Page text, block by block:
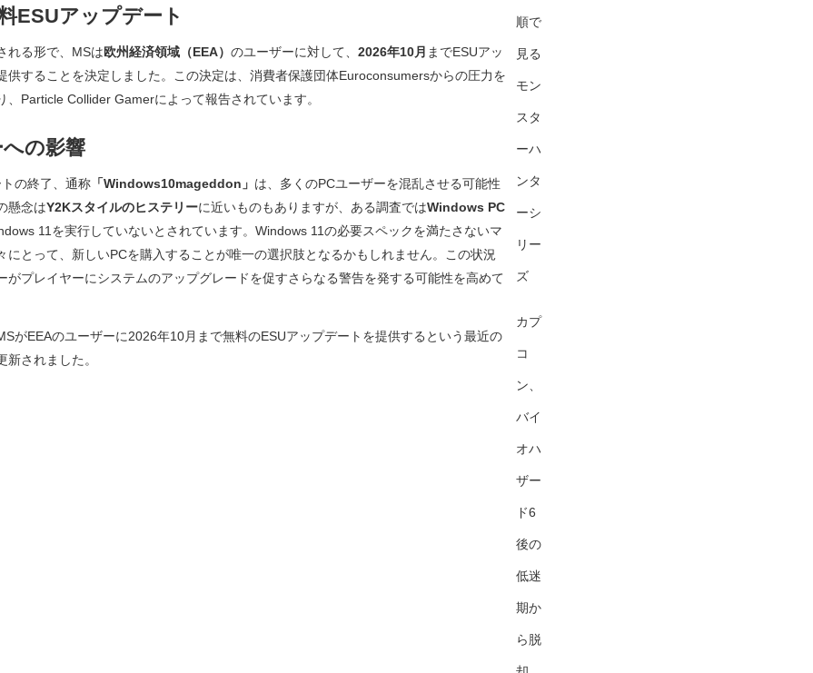
ESUアップデート
れる形で、MSは欧州経済領域（EEA） のユーザーに対して、 2026年10月 までESUアッ
供することを決定しました。この決定は、消費者保護団体Euroconsumersからの圧力を
Particle Collider Gamerによって報告されています。
の影響
の終了、通称 「Windows10mageddon」 は、多くのPCユーザーを混乱させる可能性
懸念はY2Kスタイルのヒステリーに近いものもありますが、ある調査ではWindows PC
11を実行していないとされています。Windows 11の必要スペックを満たさないマ
にとって、新しいPCを購入することが唯一の選択肢となるかもしれません。この状況
がプレイヤーにシステムのアップグレードを促すさらなる警告を発する可能性を高めて
がEEAのユーザーに2026年10月まで無料のESUアップデートを提供するという最近の
されました。
順で
見る
モン
スタ
ーハ
ンタ
ーシ
リー
ズ
カプ
コ
ン、
バイ
オハ
ザー
ド6
後の
低迷
期か
ら脱